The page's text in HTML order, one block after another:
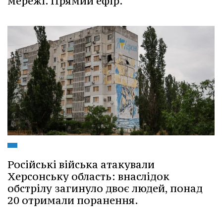
Російські війська атакували
Херсонську область: внаслідок
обстрілу загинуло двоє людей, понад
20 отримали поранення.